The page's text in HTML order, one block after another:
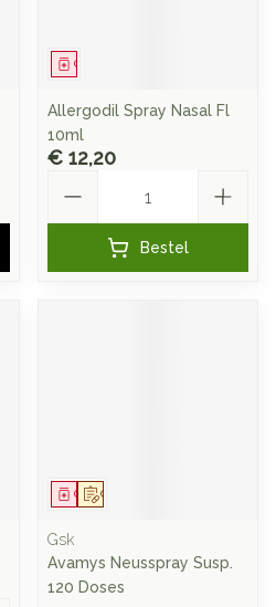
Geneesmiddel
Allergodil Spray Nasal Fl
10ml
€ 12,20
Bestel
Op voorschrift
Geneesmiddel
Gsk
Avamys Neusspray Susp.
120 Doses